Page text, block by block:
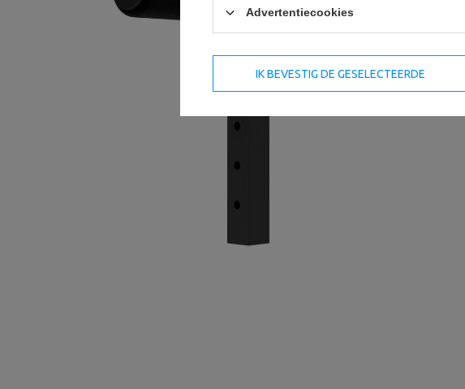
Advertentiecookies
IK BEVESTIG DE GESELECTEERDE